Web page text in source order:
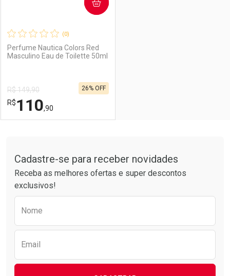
(0)
Perfume Nautica Colors Red
Masculino Eau de Toilette 50ml
R$ 149,90
R$110,90
26% OFF
COMPRAR
Laboratório
Por Menos
Cadastre-se para receber novidades
Receba as melhores ofertas e super descontos
exclusivos!
Nome
Email